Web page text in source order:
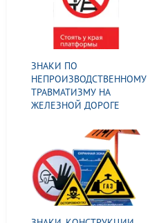
ЗНАКИ ПО
НЕПРОИЗВОДСТВЕННОМУ
ТРАВМАТИЗМУ НА
ЖЕЛЕЗНОЙ ДОРОГЕ